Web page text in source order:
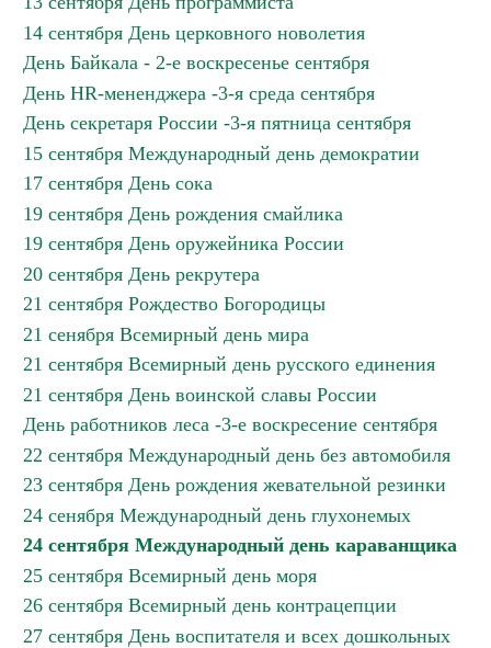
14 сентября День церковного новолетия
День Байкала - 2-е воскресенье сентября
День HR-мененджера -3-я среда сентября
День секретаря России -3-я пятница сентября
15 сентября Международный день демократии
17 сентября День сока
19 сентября День рождения смайлика
19 сентября День оружейника России
20 сентября День рекрутера
21 сентября Рождество Богородицы
21 сенября Всемирный день мира
21 сентября Всемирный день русского единения
21 сентября День воинской славы России
День работников леса -3-е воскресение сентября
22 сентября Международный день без автомобиля
23 сентября День рождения жевательной резинки
24 сенября Международный день глухонемых
24 сентября Международный день караванщика
25 сентября Всемирный день моря
26 сентября Всемирный день контрацепции
27 сентября День воспитателя и всех дошкольных